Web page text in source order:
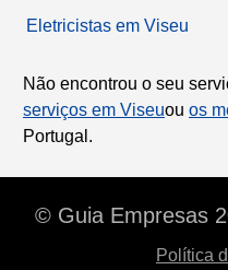
Eletricistas em Viseu
Não encontrou o seu
serviços em Viseuou os
Portugal.
© Guia Empresas
Política